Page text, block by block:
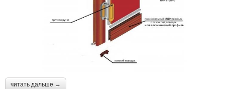
читать дальше →